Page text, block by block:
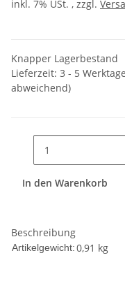
inkl. 7% USt. , zzgl.
Knapper Lagerbestand
Lieferzeit: 3 - 5 Werktage
abweichend)
In den Warenkorb
Beschreibung
Artikelgewicht:0,91 kg